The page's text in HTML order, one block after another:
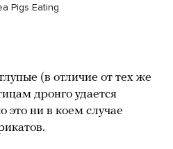
Pigs Eating
(в отличие от тех же
дронго удается
это ни в коем случае